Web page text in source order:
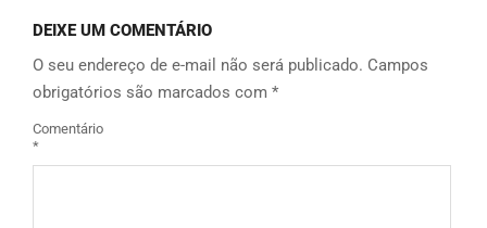
DEIXE UM COMENTÁRIO
O seu endereço de e-mail não será publicado. Campos
obrigatórios são marcados com *
Comentário
*